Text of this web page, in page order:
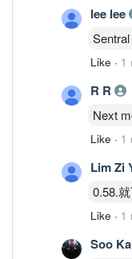
lee lee
Sentral
Like · 1
R R
Next
Like · 1
Lim Zi
0.58.
Like · 1
Soo